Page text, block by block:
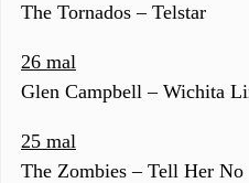
The Tornados – Telstar
26 mal
Glen Campbell – Wichita
25 mal
The Zombies – Tell Her No